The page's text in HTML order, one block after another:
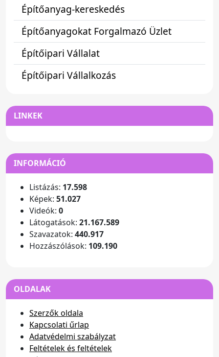
Építőanyag-kereskedés
Építőanyagokat Forgalmazó Üzlet
Építőipari Vállalat
Építőipari Vállalkozás
LINKEK
INFORMÁCIÓ
Listázás: 17.598
Képek: 51.027
Videók: 0
Látogatások: 21.167.589
Szavazatok: 440.917
Hozzászólások: 109.190
OLDALAK
Szerzők oldala
Kapcsolati űrlap
Adatvédelmi szabályzat
Feltételek és feltételek